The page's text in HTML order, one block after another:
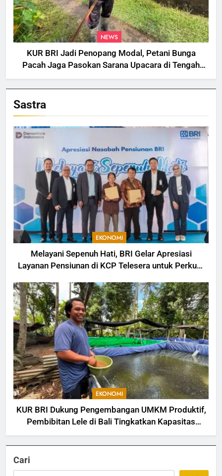
NEWS
KUR BRI Jadi Penopang Modal, Petani Bunga
Pacah Jaga Pasokan Sarana Upacara di Tengah
Fluktuasi Harga dan Tantangan Cuaca
Sastra
EKONOMI
Melayani Sepenuh Hati, BRI Gelar Apresiasi
Layanan Pensiunan di KCP Telesera untuk Perkuat
EKONOMI
KUR BRI Dukung Pengembangan UMKM Produktif,
Pembibitan Lele di Bali Tingkatkan Kapasitas
Produksi
Cari